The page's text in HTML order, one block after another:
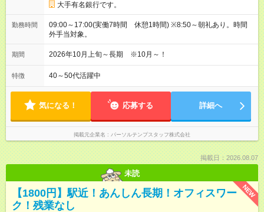
大手有名銀行です。
勤務時間
09:00～17:00(実働7時間 休憩1時間) ※8:50～朝礼あり。時間
外手当対象。
期間 2026年10月上旬～長期 ※10月～！
特徴 40～50代活躍中
気になる！ 応募する 詳細へ
掲載元企業名 パーソルテンプスタッフ株式会社
掲載日：2026.08.07
未読
NEW
【1800円】駅近！あんしん長期！オフィスワー
ク！残業なし